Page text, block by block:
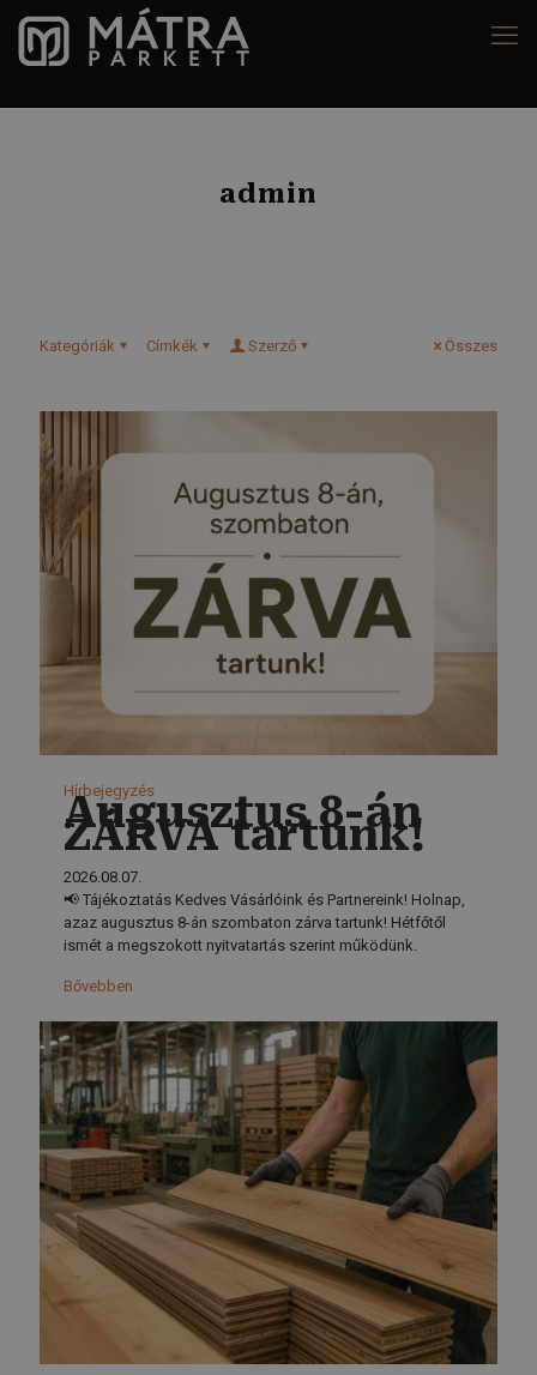
admin
Kategóriák Címkék Szerző Összes
Hírbejegyzés
Augusztus 8-án
ZÁRVA tartunk!
2026.08.07.
📢 Tájékoztatás Kedves Vásárlóink és Partnereink! Holnap,
azaz augusztus 8-án szombaton zárva tartunk! Hétfőtől
ismét a megszokott nyitvatartás szerint működünk.
Bővebben